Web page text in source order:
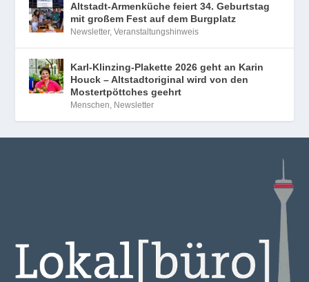
Altstadt-Armenküche feiert 34. Geburtstag
mit großem Fest auf dem Burgplatz
Newsletter,Veranstaltungshinweis
Karl-Klinzing-Plakette 2026 geht an Karin
Houck – Altstadtoriginal wird von den
Mostertpöttches geehrt
Menschen, Newsletter